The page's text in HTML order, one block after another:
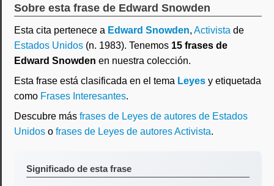
Sobre esta frase de Edward Snowden
Esta cita pertenece a Edward Snowden, Activista de
Estados Unidos (n. 1983). Tenemos 15 frases de
Edward Snowden en nuestra colección.
Esta frase está clasificada en el tema Leyes y etiquetada
como Frases Interesantes.
Descubre más frases de Leyes de autores de Estados
Unidos o frases de Leyes de autores Activista.
Significado de esta frase